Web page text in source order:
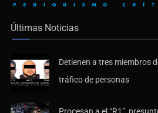
Últimas Noticias
Detienen a tres miembros
tráfico de personas
Procesan a el “R1”,